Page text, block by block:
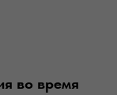
во время